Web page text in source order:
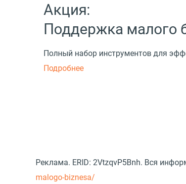
Акция:
Поддержка малого
Полный набор инструментов для
Подробнее
Реклама. ERID: 2VtzqvP5Bnh. Вся
malogo-biznesa/